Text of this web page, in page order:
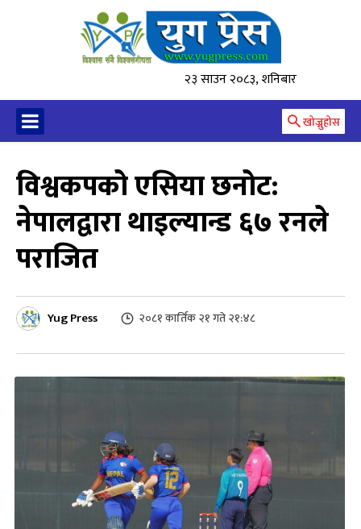
२३ साउन २०८३, शनिबार
खोज्नुहोस
विश्वकपको एसिया छनोट:
नेपालद्वारा थाइल्यान्ड ६७ रनले
पराजित
Yug Press २०८१ कार्तिक २१ गते २१:४८